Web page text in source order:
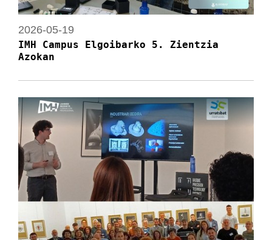
2026-05-19
IMH Campus Elgoibarko 5. Zientzia
Azokan